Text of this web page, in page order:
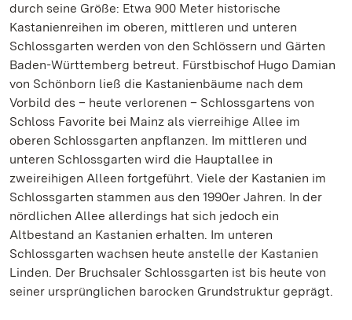
durch seine Größe: Etwa 900 Meter historische
Kastanienreihen im oberen, mittleren und unteren
Schlossgarten werden von den Schlössern und Gärten
Baden-Württemberg betreut. Fürstbischof Hugo Damian
von Schönborn ließ die Kastanienbäume nach dem
Vorbild des – heute verlorenen – Schlossgartens von
Schloss Favorite bei Mainz als vierreihige Allee im
oberen Schlossgarten anpflanzen. Im mittleren und
unteren Schlossgarten wird die Hauptallee in
zweireihigen Alleen fortgeführt. Viele der Kastanien im
Schlossgarten stammen aus den 1990er Jahren. In der
nördlichen Allee allerdings hat sich jedoch ein
Altbestand an Kastanien erhalten. Im unteren
Schlossgarten wachsen heute anstelle der Kastanien
Linden. Der Bruchsaler Schlossgarten ist bis heute von
seiner ursprünglichen barocken Grundstruktur geprägt.